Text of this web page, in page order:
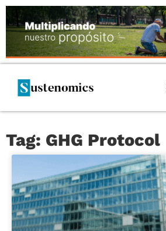
Tag: GHG Protocol